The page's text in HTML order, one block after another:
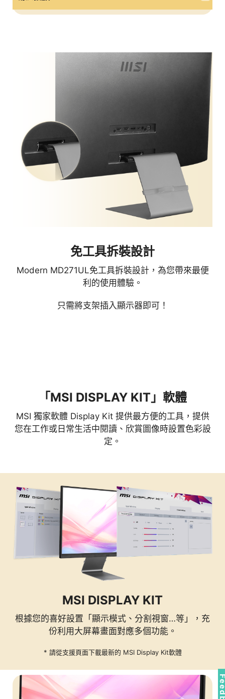
免工具拆裝設計
Modern MD271UL免工具拆裝設計，為您帶來最便
利的使用體驗。
只需將支架插入顯示器即可！
「MSI DISPLAY KIT」軟體
MSI 獨家軟體 Display Kit 提供最方便的工具，提供
您在工作或日常生活中閱讀、欣賞圖像時設置色彩設
定。
MSI DISPLAY KIT
根據您的喜好設置「顯示模式、分割視窗…等」，充
份利用大屏幕畫面對應多個功能。
* 請從支援頁面下載最新的 MSI Display Kit軟體